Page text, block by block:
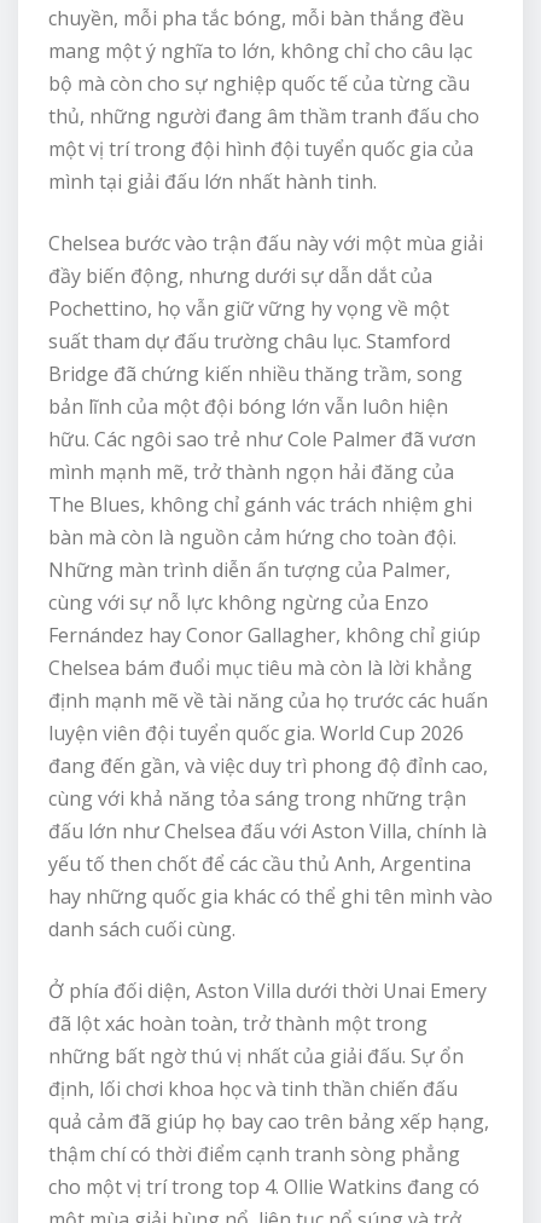
chuyền, mỗi pha tắc bóng, mỗi bàn thắng đều
mang một ý nghĩa to lớn, không chỉ cho câu lạc
bộ mà còn cho sự nghiệp quốc tế của từng cầu
thủ, những người đang âm thầm tranh đấu cho
một vị trí trong đội hình đội tuyển quốc gia của
mình tại giải đấu lớn nhất hành tinh.
Chelsea bước vào trận đấu này với một mùa giải
đầy biến động, nhưng dưới sự dẫn dắt của
Pochettino, họ vẫn giữ vững hy vọng về một
suất tham dự đấu trường châu lục. Stamford
Bridge đã chứng kiến nhiều thăng trầm, song
bản lĩnh của một đội bóng lớn vẫn luôn hiện
hữu. Các ngôi sao trẻ như Cole Palmer đã vươn
mình mạnh mẽ, trở thành ngọn hải đăng của
The Blues, không chỉ gánh vác trách nhiệm ghi
bàn mà còn là nguồn cảm hứng cho toàn đội.
Những màn trình diễn ấn tượng của Palmer,
cùng với sự nỗ lực không ngừng của Enzo
Fernández hay Conor Gallagher, không chỉ giúp
Chelsea bám đuổi mục tiêu mà còn là lời khẳng
định mạnh mẽ về tài năng của họ trước các huấn
luyện viên đội tuyển quốc gia. World Cup 2026
đang đến gần, và việc duy trì phong độ đỉnh cao,
cùng với khả năng tỏa sáng trong những trận
đấu lớn như Chelsea đấu với Aston Villa, chính là
yếu tố then chốt để các cầu thủ Anh, Argentina
hay những quốc gia khác có thể ghi tên mình vào
danh sách cuối cùng.
Ở phía đối diện, Aston Villa dưới thời Unai Emery
đã lột xác hoàn toàn, trở thành một trong
những bất ngờ thú vị nhất của giải đấu. Sự ổn
định, lối chơi khoa học và tinh thần chiến đấu
quả cảm đã giúp họ bay cao trên bảng xếp hạng,
thậm chí có thời điểm cạnh tranh sòng phẳng
cho một vị trí trong top 4. Ollie Watkins đang có